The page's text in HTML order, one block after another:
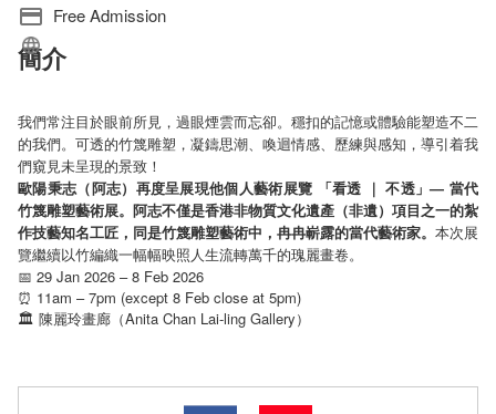
Free Admission
簡介
我們常注目於眼前所見，過眼煙雲而忘卻。穩扣的記憶或體驗能塑造不二
的我們。可透的竹篾雕塑，凝鑄思潮、喚迴情感、歷練與感知，導引着我
們窺見未呈現的景致！
歐陽秉志（阿志）再度呈展現他個人藝術展覽 「看透 ｜ 不透」— 當代
竹篾雕塑藝術展。阿志不僅是香港非物質文化遺產（非遺）項目之一的紮
作技藝知名工匠，同是竹篾雕塑藝術中，冉冉嶄露的當代藝術家。 本次展
覽繼續以竹編織一幅幅映照人生流轉萬千的瑰麗畫卷。
📅 29 Jan 2026 – 8 Feb 2026
⏰ 11am – 7pm (except 8 Feb close at 5pm)
🏛 陳麗玲畫廊（Anita Chan Lai-ling Gallery ）